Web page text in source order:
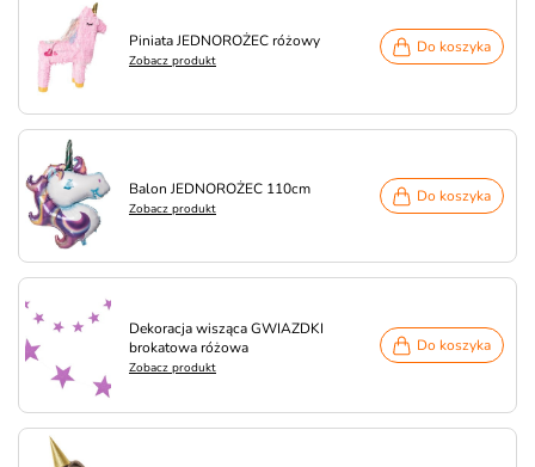
Piniata JEDNOROŻEC różowy
Zobacz produkt
Do koszyka
Balon JEDNOROŻEC 110cm
Zobacz produkt
Do koszyka
Dekoracja wisząca GWIAZDKI
brokatowa różowa
Zobacz produkt
Do koszyka